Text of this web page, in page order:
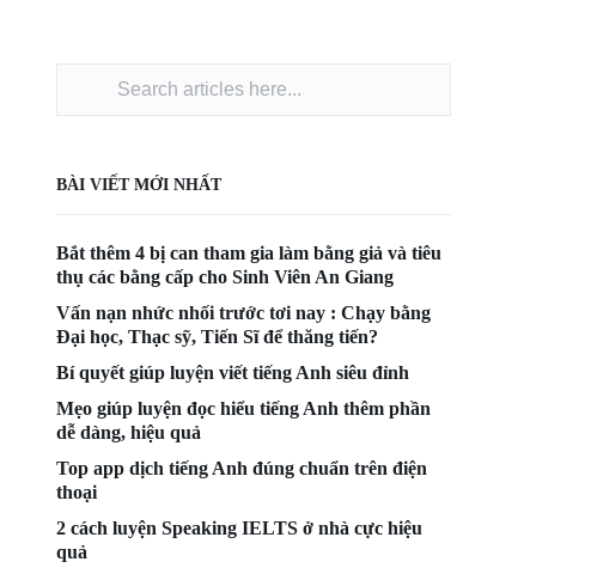
BÀI VIẾT MỚI NHẤT
Bắt thêm 4 bị can tham gia làm bằng giả và tiêu
thụ các bằng cấp cho Sinh Viên An Giang
Vấn nạn nhức nhối trước tơi nay : Chạy bằng
Đại học, Thạc sỹ, Tiến Sĩ để thăng tiến?
Bí quyết giúp luyện viết tiếng Anh siêu đỉnh
Mẹo giúp luyện đọc hiểu tiếng Anh thêm phần
dễ dàng, hiệu quả
Top app dịch tiếng Anh đúng chuẩn trên điện
thoại
2 cách luyện Speaking IELTS ở nhà cực hiệu
quả